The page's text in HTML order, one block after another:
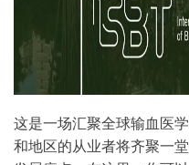
这是一场汇聚全球输血医
和地区的从业者将齐聚一